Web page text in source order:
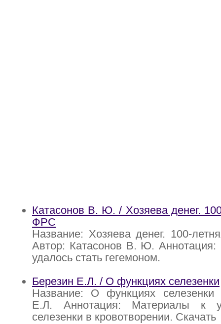
Катасонов В. Ю. / Хозяева денег.
ФРС
Название: Хозяева денег. 100-
Автор: Катасонов В. Ю.
удалось стать гегемоном.
Березин Е.Л. / О функциях селезенки
Название: О функциях селезенки
Е.Л. Аннотация: Материалы к
селезенки в кровотворении. Скачать